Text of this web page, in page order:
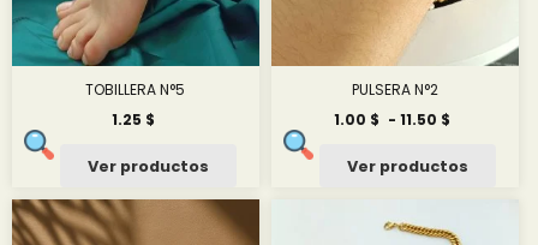
TOBILLERA N°5
1.25 $
Ver productos
PULSERA N°2
1.00 $ - 11.50 $
desde
11.50 $
Ver productos